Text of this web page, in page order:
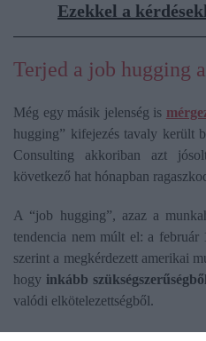
Ezekkel a
Terjed a job hugging
Még egy másik jelenség is
hugging” kifejezés tavaly került
Consulting akkoriban azt
következő hat hónapban
A “job hugging”, azaz a
tendencia nem múlt el: a február
szerint a megkérdezett amerikai
hogy inkább
valódi elkötelezettségből.